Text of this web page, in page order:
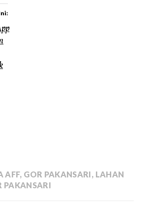
AFF, GOR PAKANSARI, LAHAN
PAKANSARI